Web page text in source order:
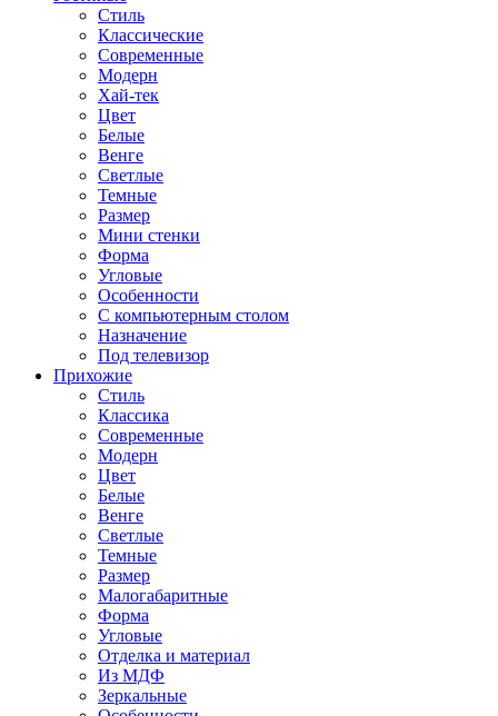
Стиль
Классические
Современные
Модерн
Хай-тек
Цвет
Белые
Венге
Светлые
Темные
Размер
Мини стенки
Форма
Угловые
Особенности
С компьютерным столом
Назначение
Под телевизор
Прихожие
Стиль
Классика
Современные
Модерн
Цвет
Белые
Венге
Светлые
Темные
Размер
Малогабаритные
Форма
Угловые
Отделка и материал
Из МДФ
Зеркальные